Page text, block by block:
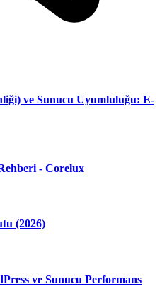
ve Sunucu Uyumluluğu: E-
- Corelux
(2026)
ve Sunucu Performans